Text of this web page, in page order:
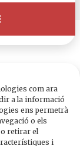
com ara
a la informació
ens permetrà
o els
retirar el
i